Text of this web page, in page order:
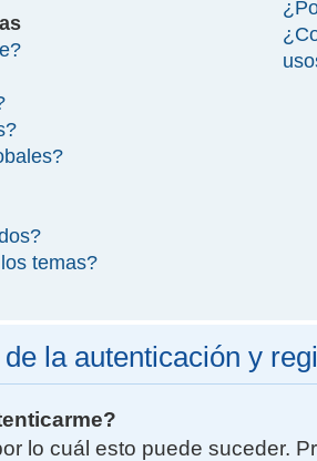
temas?
la autenticación y
lo cuál esto puede suceder.